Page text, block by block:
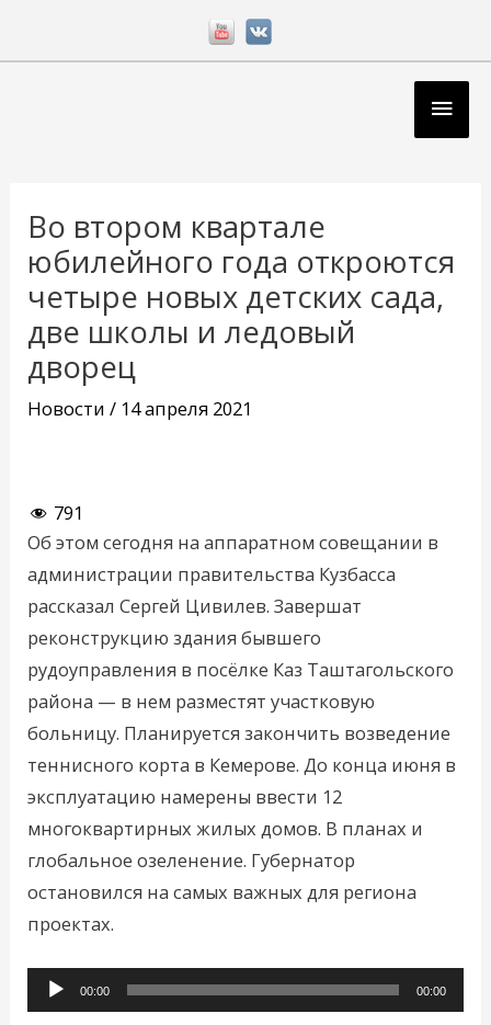
Во втором квартале
юбилейного года откроются
четыре новых детских сада,
две школы и ледовый
дворец
Новости / 14 апреля 2021
791
Об этом сегодня на аппаратном совещании в
администрации правительства Кузбасса
рассказал Сергей Цивилев. Завершат
реконструкцию здания бывшего
рудоуправления в посёлке Каз Таштагольского
района — в нем разместят участковую
больницу. Планируется закончить возведение
теннисного корта в Кемерове. До конца июня в
эксплуатацию намерены ввести 12
многоквартирных жилых домов. В планах и
глобальное озеленение. Губернатор
остановился на самых важных для региона
проектах.
Аудиоплеер
00:00 00:00
записям